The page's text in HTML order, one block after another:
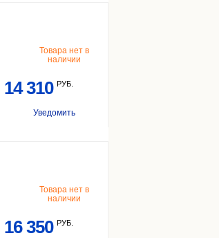
Товара нет в
наличии
14 310 РУБ.
Уведомить
Товара нет в
наличии
16 350 РУБ.